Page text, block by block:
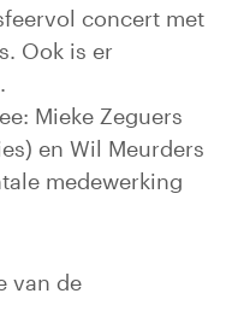
concert met
Ook is er
Mieke Zeguers
en Wil Meurders
medewerking
van de